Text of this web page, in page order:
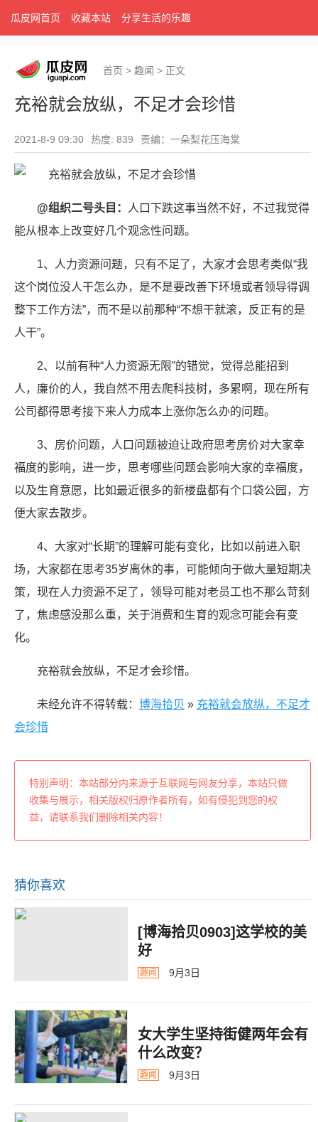
瓜皮网首页 收藏本站 分享生活的乐趣
首页 > 趣闻 > 正文
充裕就会放纵，不足才会珍惜
2021-8-9 09:30 热度: 839 责编：一朵梨花压海棠
@组织二号头目：
人口下跌这事当然不好，不过我觉得
能从根本上改变好几个观念性问题。
1、人力资源问题，只有不足了，大家才会思考类似“我
这个岗位没人干怎么办，是不是要改善下环境或者领导得调
整下工作方法”，而不是以前那种“不想干就滚，反正有的是
人干”。
2、以前有种“人力资源无限”的错觉，觉得总能招到
人，廉价的人，我自然不用去爬科技树，多累啊，现在所有
公司都得思考接下来人力成本上涨你怎么办的问题。
3、房价问题，人口问题被迫让政府思考房价对大家幸
福度的影响，进一步，思考哪些问题会影响大家的幸福度，
以及生育意愿，比如最近很多的新楼盘都有个口袋公园，方
便大家去散步。
4、大家对“长期”的理解可能有变化，比如以前进入职
场，大家都在思考35岁离休的事，可能倾向于做大量短期决
策，现在人力资源不足了，领导可能对老员工也不那么苛刻
了，焦虑感没那么重，关于消费和生育的观念可能会有变
化。
充裕就会放纵，不足才会珍惜。
未经允许不得转载： 博海拾贝 » 充裕就会放纵，不足才
会珍惜
特别声明：本站部分内来源于互联网与网友分享，本站只做
收集与展示，相关版权归原作者所有，如有侵犯到您的权
益，请联系我们删除相关内容！
猜你喜欢
[博海拾贝0903]这学校的美
好
趣闻 9月3日
女大学生坚持街健两年会有
什么改变？
趣闻 9月3日